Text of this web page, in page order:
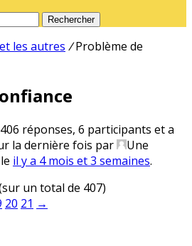
Rechercher
les autres / Problème de
réponses, 6 participants et a
la dernière fois par
Une
il y a 4 mois et 3 semaines.
un total de 407)
20 21 →